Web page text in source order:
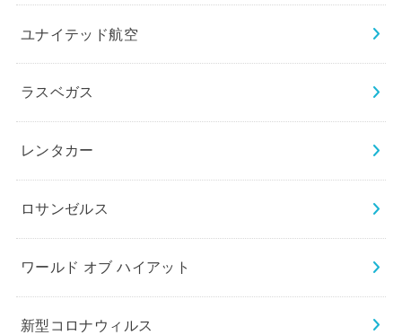
ユナイテッド航空
ラスベガス
レンタカー
ロサンゼルス
ワールド オブ ハイアット
新型コロナウィルス